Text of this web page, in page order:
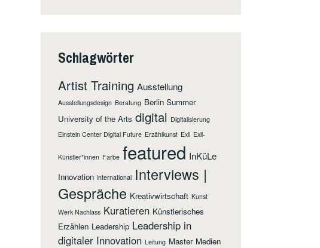
Schlagwörter
Artist Training Ausstellung
Ausstellungsdesign Beratung Berlin Summer
University of the Arts digital Digitalisierung
Einstein Center Digital Future Erzählkunst Exil Exil-
Künstler*innen Farbe featured InKüLe
Innovation international Interviews |
Gespräche Kreativwirtschaft Kunst
Werk Nachlass Kuratieren Künstlerisches
Erzählen Leadership Leadership in
digitaler Innovation Leitung Master Medien